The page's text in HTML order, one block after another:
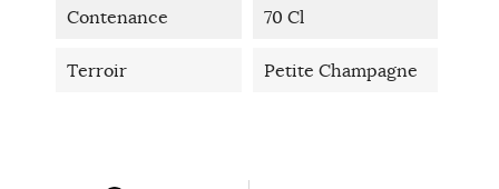
Contenance 70 Cl
Terroir Petite Champagne